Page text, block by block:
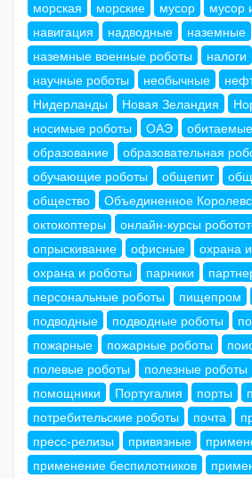
морская
морские мусор
мусор
навигация
надводные
наземные
наземные военные роботы
налоги
научные роботы
необычные
Нидерланды
Новая Зеландия
носимые роботы
ОАЭ обитаемые
образование
образовательная
обучающие роботы
общепит
общество
Объединенное
октокоптеры
онлайн-курсы
опрыскивание
офисные
охрана
охрана и роботы
парники
персональные роботы
пищепром
подводные
подводные роботы
пожарные
пожарные роботы
полевые роботы
полезные роботы
помощники
Португалия порты
потребительские роботы
почта
пресс-релизы
привязные
применение беспилотников